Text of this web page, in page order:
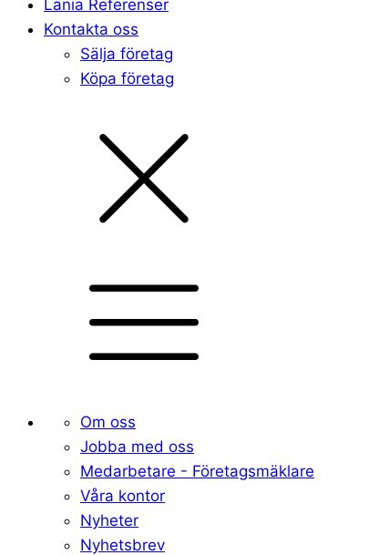
Länia Referenser
Kontakta oss
Sälja företag
Köpa företag
Om oss
Jobba med oss
Medarbetare - Företagsmäklare
Våra kontor
Nyheter
Nyhetsbrev